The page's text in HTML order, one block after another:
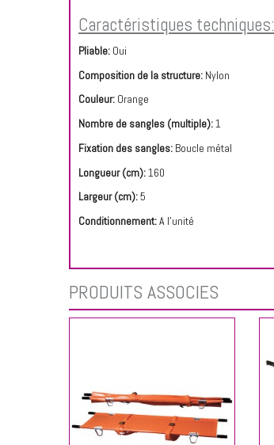
Caractéristiques techniques:
Pliable: Oui
Composition de la structure: Nylon
Couleur: Orange
Nombre de sangles (multiple):1
Fixation des sangles: Boucle métal
Longueur (cm):160
Largeur (cm):5
Conditionnement:A l'unité
PRODUITS ASSOCIÉS